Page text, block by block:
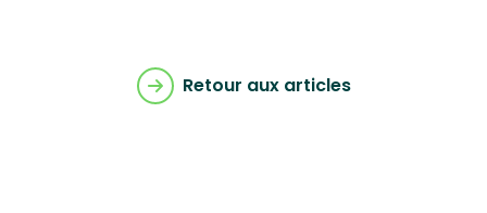
Retour aux articles